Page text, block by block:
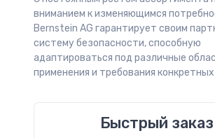
вниманием к изменяющимся
Bernstein AG гарантирует своим
систему безопасности, способную
адаптироваться под различные
применения и требования
Быстрый заказ